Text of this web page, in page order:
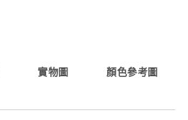
實物圖
顏色參考圖